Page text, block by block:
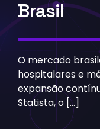
Brasil
O mercado
hospitalares e
expansão
Statista, o […]